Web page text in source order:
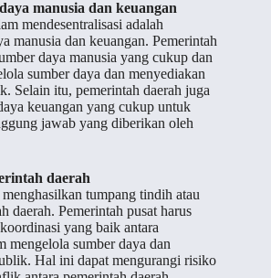
manusia dan keuangan
mendesentralisasi adalah
manusia dan keuangan. Pemerintah
daya manusia yang cukup dan
sumber daya dan menyediakan
Selain itu, pemerintah daerah juga
keuangan yang cukup untuk
jawab yang diberikan oleh
daerah
tumpang tindih atau
daerah. Pemerintah pusat harus
yang baik antara
mengelola sumber daya dan
Hal ini dapat mengurangi risiko